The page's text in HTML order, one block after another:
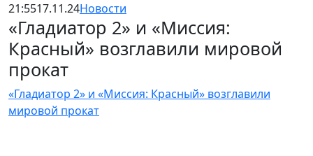
21:5517.11.24Новости
«Гладиатор 2» и «Миссия:
Красный» возглавили мировой
прокат
«Гладиатор 2» и «Миссия: Красный» возглавили
мировой прокат